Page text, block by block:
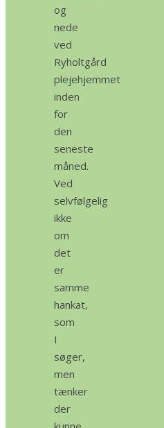
og
nede
ved
Ryholtgård
plejehjemmet
inden
for
den
seneste
måned.
Ved
selvfølgelig
ikke
om
det
er
samme
hankat,
som
I
søger,
men
tænker
der